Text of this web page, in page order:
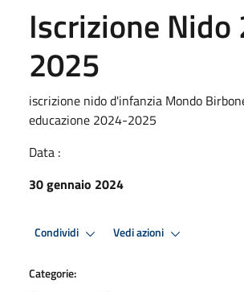
Iscrizione
2025
iscrizione nido d'infanzia Mondo
educazione 2024-2025
Data :
30 gennaio 2024
Condividi Vedi azioni
Categorie: